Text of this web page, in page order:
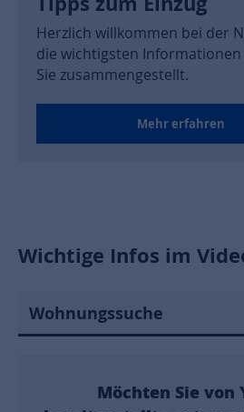
Herzlich willkommen bei der
die wichtigsten
Sie zusammengestellt.
Mehr erfahren
Wichtige Infos im
Möchten Sie von